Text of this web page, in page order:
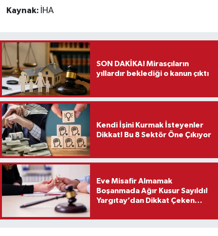
Kaynak: İHA
SON DAKİKA! Mirasçıların
yıllardır beklediği o kanun çıktı
Kendi İşini Kurmak İsteyenler
Dikkat! Bu 8 Sektör Öne Çıkıyor
Eve Misafir Almamak
Boşanmada Ağır Kusur Sayıldı!
Yargıtay’dan Dikkat Çeken